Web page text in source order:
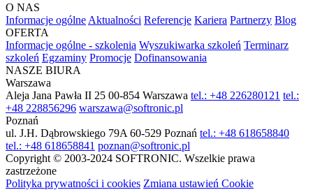
O NAS
Informacje ogólne Aktualności Referencje Kariera Partnerzy Blog
OFERTA
Informacje ogólne - szkolenia Wyszukiwarka szkoleń Terminarz
szkoleń Egzaminy Promocje Dofinansowania
NASZE BIURA
Warszawa
Aleja Jana Pawła II 25 00-854 Warszawa tel.: +48 226280121 tel.:
+48 228856296 warszawa@softronic.pl
Poznań
ul. J.H. Dąbrowskiego 79A 60-529 Poznań tel.: +48 618658840
tel.: +48 618658841 poznan@softronic.pl
Copyright © 2003-2024 SOFTRONIC. Wszelkie prawa
zastrzeżone
Polityka prywatności i cookies Zmiana ustawień Cookie